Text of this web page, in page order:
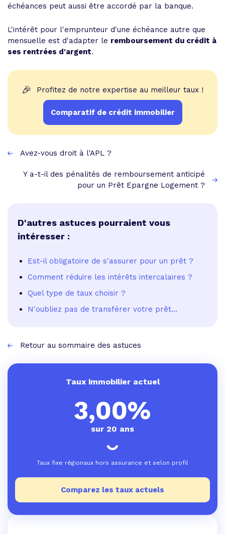
échéances peut aussi être accordé par la banque.
L'intérêt pour l'emprunteur d'une échéance autre que
mensuelle est d'adapter le remboursement du crédit à
ses rentrées d'argent.
🎉 Profitez de notre expertise au meilleur taux !
Comparatif de crédit immobilier
Avez-vous droit à l'APL ?
Y a-t-il des pénalités de remboursement anticipé
pour un Prêt Epargne Logement ?
D'autres astuces pourraient vous
intéresser :
Est-il obligatoire de s'assurer pour un prêt ?
Comment réduire les intérêts intercalaires ?
Quel type de taux choisir ?
N'oubliez pas de transférer votre prêt...
Retour au sommaire des astuces
Taux immobilier actuel
3,00%
sur 20 ans
Taux fixe régionaux hors assurance et selon profil
Comparez les taux actuels